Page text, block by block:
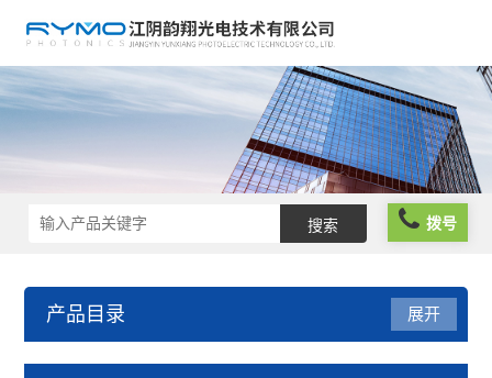
拨号
产品目录 展开